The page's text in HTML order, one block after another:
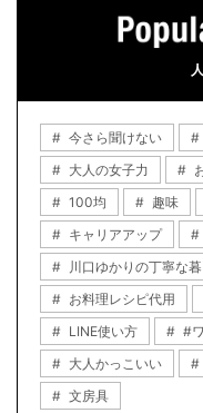
今さら聞けない
大人の女子力
100均
趣味
キャリアアップ
川口ゆかりの丁寧な
お料理レシピ代用
LINE使い方
#
大人かっこいい
文房具